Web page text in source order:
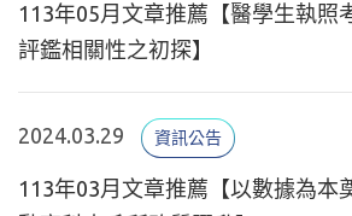
113年05月文章推薦【醫學生執照
評鑑相關性之初探】
2024.03.29 資訊公告
113年03月文章推薦【以數據為本